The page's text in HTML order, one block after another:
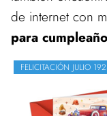
de internet con
para
FELICITACIÓN JULIO